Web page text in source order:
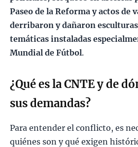
Paseo de la Reforma y actos de
derribaron y dañaron
temáticas instaladas
Mundial de Fútbol.
¿Qué es la CNTE y de
sus demandas?
Para entender el conflicto, es
quiénes son y qué exigen